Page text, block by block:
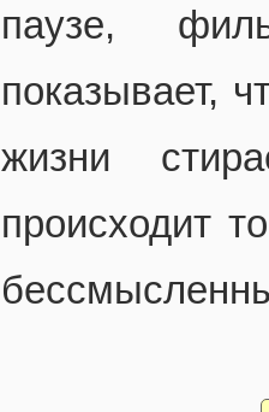
паузе,
показывает,
жизни
происходит